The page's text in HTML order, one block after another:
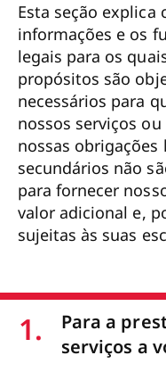
Esta seção explica
informações e os
legais para os
propósitos são
necessários para
nossos serviços
nossas
secundários não
para fornecer
valor adicional e,
sujeitas às suas
1.
Para a
serviços a